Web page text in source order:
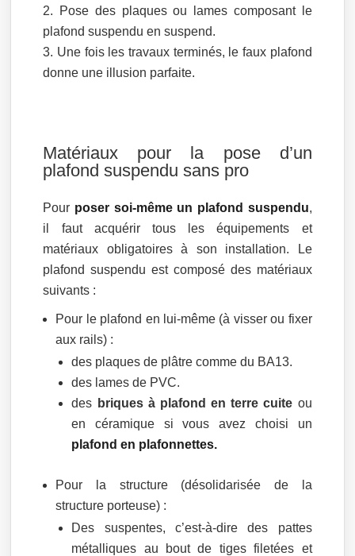
Pose des plaques ou lames composant le
plafond suspendu en suspend.
Une fois les travaux terminés, le faux plafond
donne une illusion parfaite.
Matériaux pour la pose d’un
plafond suspendu sans pro
Pour poser soi-même un plafond suspendu,
il faut acquérir tous les équipements et
matériaux obligatoires à son installation. Le
plafond suspendu est composé des matériaux
suivants :
Pour le plafond en lui-même (à visser ou fixer
aux rails) :
des plaques de plâtre comme du BA13.
des lames de PVC.
des briques à plafond en terre cuite ou
en céramique si vous avez choisi un
plafond en plafonnettes.
Pour la structure (désolidarisée de la
structure porteuse) :
Des suspentes, c’est-à-dire des pattes
métalliques au bout de tiges filetées et